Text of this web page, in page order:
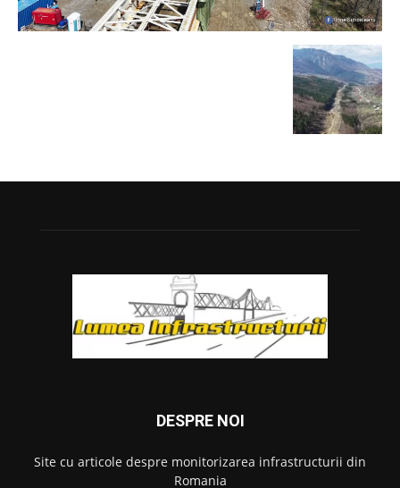
DESPRE NOI
Site cu articole despre monitorizarea infrastructurii din
Romania